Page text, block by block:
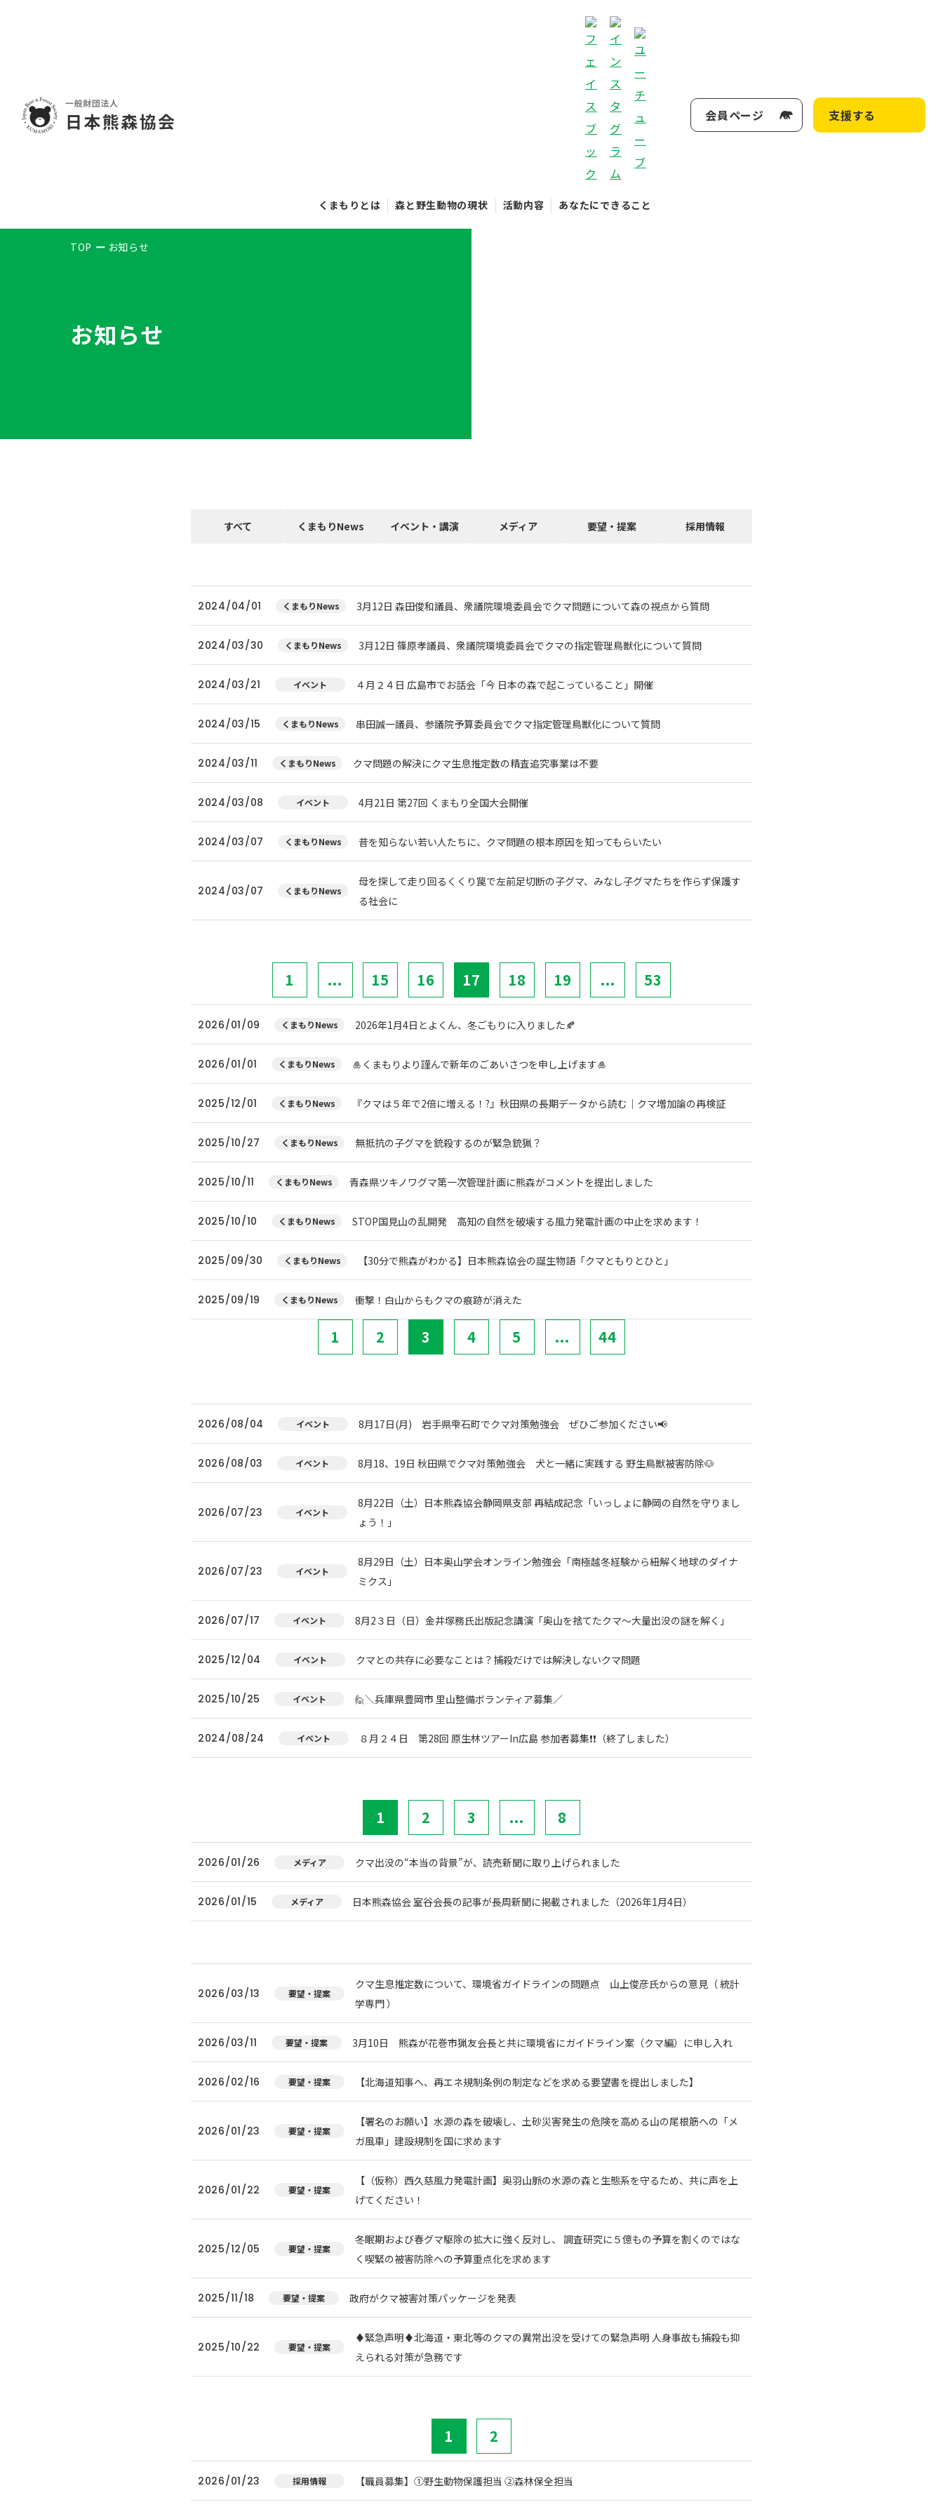
くまもりとは 森と野生動物の現状 活動内容 あなたにできること
会員ページ 支援する
TOP お知らせ
お知らせ
すべて くまもりNews イベント・講演 メディア 要望・提案 採用情報
2024/04/01 くまもりNews 3月12日 森田俊和議員、衆議院環境委員会でクマ問題について森の視点から質問
2024/03/30 くまもりNews 3月12日 篠原孝議員、衆議院環境委員会でクマの指定管理鳥獣化について質問
2024/03/21 イベント ４月２４日 広島市でお話会「今 日本の森で起こっていること」開催
2024/03/15 くまもりNews 串田誠一議員、参議院予算委員会でクマ指定管理鳥獣化について質問
2024/03/11 くまもりNews クマ問題の解決にクマ生息推定数の精査追究事業は不要
2024/03/08 イベント 4月21日 第27回 くまもり全国大会開催
2024/03/07 くまもりNews 昔を知らない若い人たちに、クマ問題の根本原因を知ってもらいたい
2024/03/07 くまもりNews
母を探して走り回るくくり罠で左前足切断の子グマ、みなし子グマたちを作らず保護す
る社会に
1 ... 15 16 17 18 19 ... 53
2026/01/09 くまもりNews 2026年1月4日とよくん、冬ごもりに入りました🍂
2026/01/01 くまもりNews 🎍くまもりより謹んで新年のごあいさつを申し上げます🎍
2025/12/01 くまもりNews 『クマは５年で2倍に増える！?』秋田県の長期データから読む｜クマ増加論の再検証
2025/10/27 くまもりNews 無抵抗の子グマを銃殺するのが緊急銃猟？
2025/10/11 くまもりNews 青森県ツキノワグマ第一次管理計画に熊森がコメントを提出しました
2025/10/10 くまもりNews STOP国見山の乱開発 高知の自然を破壊する風力発電計画の中止を求めます！
2025/09/30 くまもりNews 【30分で熊森がわかる】日本熊森協会の誕生物語「クマともりとひと」
2025/09/19 くまもりNews 衝撃！白山からもクマの痕跡が消えた
1 2 3 4 5 ... 44
2026/08/04 イベント 8月17日(月) 岩手県雫石町でクマ対策勉強会 ぜひご参加ください📢
2026/08/03 イベント 8月18、19日 秋田県でクマ対策勉強会 犬と一緒に実践する 野生鳥獣被害防除🐶
2026/07/23 イベント
8月22日（土）日本熊森協会静岡県支部 再結成記念「いっしょに静岡の自然を守りまし
ょう！」
2026/07/23 イベント
8月29日（土）日本奥山学会オンライン勉強会「南極越冬経験から紐解く地球のダイナ
ミクス」
2026/07/17 イベント 8月2３日（日）金井塚務氏出版記念講演「奥山を捨てたクマ～大量出没の謎を解く」
2025/12/04 イベント クマとの共存に必要なことは？捕殺だけでは解決しないクマ問題
2025/10/25 イベント 🙋＼兵庫県豊岡市 里山整備ボランティア募集／
2024/08/24 イベント ８月２４日 第28回 原生林ツアーIn広島 参加者募集❗❗（終了しました）
1 2 3 ... 8
2026/01/26 メディア クマ出没の“本当の背景”が、読売新聞に取り上げられました
2026/01/15 メディア 日本熊森協会 室谷会長の記事が長周新聞に掲載されました（2026年1月4日）
2026/03/13 要望・提案
クマ生息推定数について、環境省ガイドラインの問題点 山上俊彦氏からの意見（ 統計
学専門 ）
2026/03/11 要望・提案 3月10日 熊森が花巻市猟友会長と共に環境省にガイドライン案（クマ編）に申し入れ
2026/02/16 要望・提案 【北海道知事へ、再エネ規制条例の制定などを求める要望書を提出しました】
2026/01/23 要望・提案
【署名のお願い】水源の森を破壊し、土砂災害発生の危険を高める山の尾根筋への「メ
ガ風車」建設規制を国に求めます
2026/01/22 要望・提案
【（仮称）西久慈風力発電計画】奥羽山脈の水源の森と生態系を守るため、共に声を上
げてください！
2025/12/05 要望・提案
冬眠期および春グマ駆除の拡大に強く反対し、 調査研究に５億もの予算を割くのではな
く喫緊の被害防除への予算重点化を求めます
2025/11/18 要望・提案 政府がクマ被害対策パッケージを発表
2025/10/22 要望・提案
♦️緊急声明♦️北海道・東北等のクマの異常出没を受けての緊急声明 人身事故も捕殺も抑
えられる対策が急務です
1 2
2026/01/23 採用情報 【職員募集】①野生動物保護担当 ②森林保全担当